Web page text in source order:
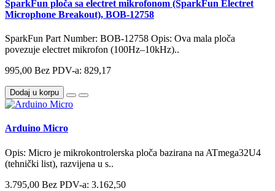
SparkFun ploča sa electret mikrofonom (SparkFun Electret
Microphone Breakout), BOB-12758
SparkFun Part Number: BOB-12758 Opis: Ova mala ploča
povezuje electret mikrofon (100Hz–10kHz)..
995,00 Bez PDV-a: 829,17
Dodaj u korpu
Arduino Micro
Opis: Micro je mikrokontrolerska ploča bazirana na ATmega32U4
(tehnički list), razvijena u s..
3.795,00 Bez PDV-a: 3.162,50